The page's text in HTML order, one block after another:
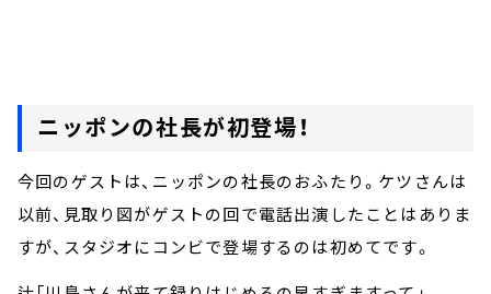
ニッポンの社長が初登場！
今回のゲストは、ニッポンの社長のおふたり。ケツさんは
以前、見取り図がゲストの回で電話出演したことはありま
すが、スタジオにコンビで登場するのは初めてです。